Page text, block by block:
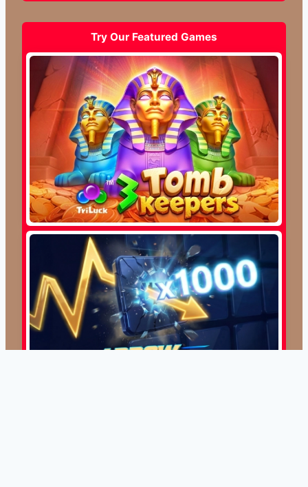
Try Our Featured Games